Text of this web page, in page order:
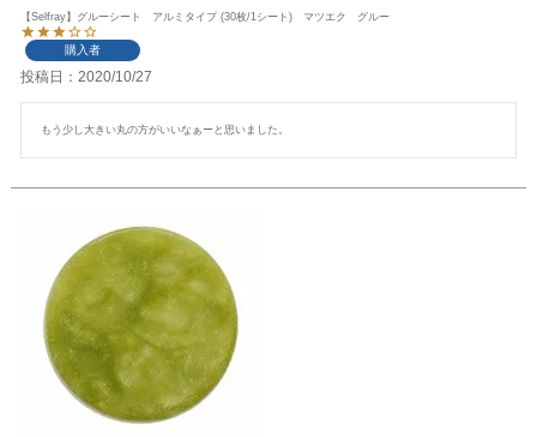
【Selfray】グルーシート アルミタイプ (30枚/1シート) マツエク グルー
購入者
投稿日 2020/10/27
もう少し大きい丸の方がいいなぁーと思いました。